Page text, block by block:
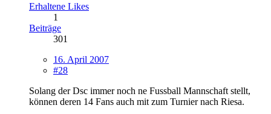
Erhaltene Likes
1
Beiträge
301
16. April 2007
#28
Solang der Dsc immer noch ne Fussball Mannschaft stellt,
können deren 14 Fans auch mit zum Turnier nach Riesa.